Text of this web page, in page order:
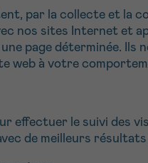
par la collecte et la
nos sites Internet et
page déterminée.
web à votre
effectuer le suivi des
de meilleurs